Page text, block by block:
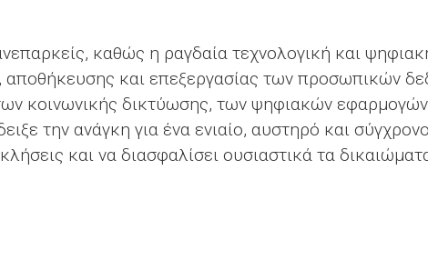
καθώς η ραγδαία τεχνολογική και
αποθήκευσης και επεξεργασίας των προσωπικών
κοινωνικής δικτύωσης, των ψηφιακών
την ανάγκη για ένα ενιαίο, αυστηρό και
και να διασφαλίσει ουσιαστικά τα